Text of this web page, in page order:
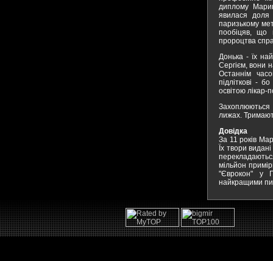
диплому
явилася доля
паризькому
пообіцяв, що
пророцтва
Донька - їх
Сергієм, вони
Останнім
підліткові -
освітою лікар-
лижах.
Довідка
За 11 років
Їх твори
мільйон
"Єврокон" у
найкращими